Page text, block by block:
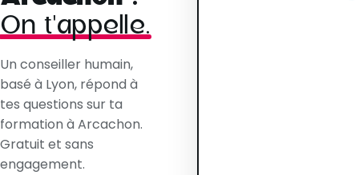
On t'appelle.
Un conseiller humain,
basé à Lyon, répond à
tes questions sur ta
formation à Arcachon.
Gratuit et sans
engagement.